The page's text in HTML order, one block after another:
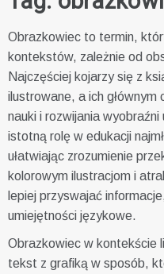
Obrazkowiec to termin,
kontekstów, zależnie od
Najczęściej kojarzy się z
ilustrowane, a ich
nauki i rozwijania
istotną rolę w edukacji
ułatwiając zrozumienie
kolorowym ilustracjom i
lepiej przyswajać
umiejętności językowe.
Obrazkowiec w kontekście
tekst z grafiką w sposób,